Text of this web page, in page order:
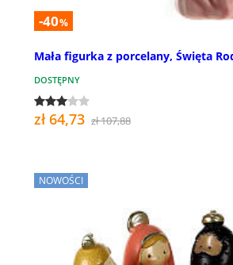
-40%
Mała figurka z porcelany, Święta
DOSTĘPNY
zł 64,73 zł 107,88
NOWOŚCI